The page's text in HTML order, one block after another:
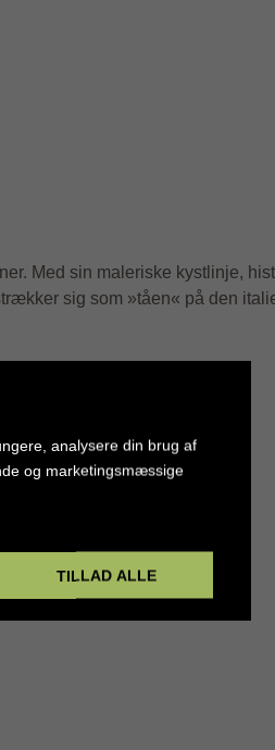
Med sin maleriske kystlinje,
sig som »tåen« på den
analysere din brug af
og marketingsmæssige
TILLAD ALLE